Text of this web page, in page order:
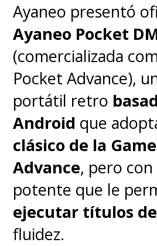
Ayaneo presentó
Ayaneo Pocket
(comercializada
Pocket Advance),
portátil retro
Android que
clásico de la
Advance, pero
potente que le
ejecutar títulos de
fluidez.